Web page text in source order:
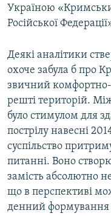
Україною
Російської
Деякі аналітики
охоче забула б про
звичний комфортно-
решті територій.
було стимулом для
пострілу навесні
суспільство
питанні. Воно
замість абсолютно
що в перспективі
денний формування